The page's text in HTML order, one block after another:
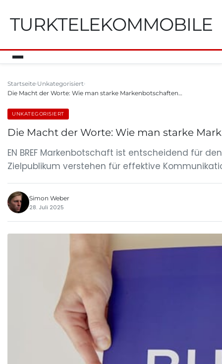
TURKTELEKOMMOBILE
Startseite Unkategorisiert
Die Macht der Worte: Wie man starke Markenbotschaften…
UNKATEGORISIERT
Die Macht der Worte: Wie man starke
EN BREF Markenbotschaft ist entscheidend für
Zielpublikum verstehen für effektive
Simon Weber
28. Juli 2025